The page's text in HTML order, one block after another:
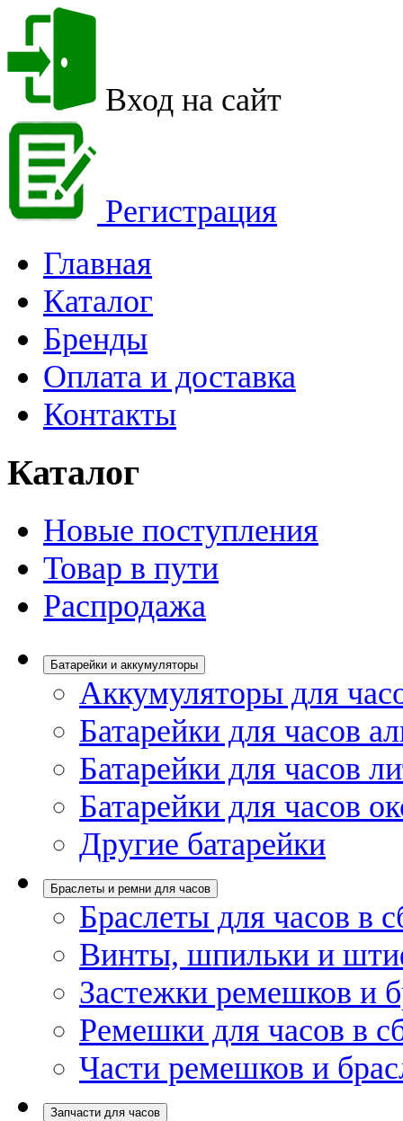
Вход на сайт
Регистрация
Главная
Каталог
Бренды
Оплата и доставка
Контакты
Каталог
Новые поступления
Товар в пути
Распродажа
Батарейки и аккумуляторы
Аккумуляторы для
Батарейки для часов
Батарейки для часов
Батарейки для часов
Другие батарейки
Браслеты и ремни для часов
Браслеты для часов в
Винты, шпильки и
Застежки ремешков и
Ремешки для часов в
Части ремешков и
Запчасти для часов